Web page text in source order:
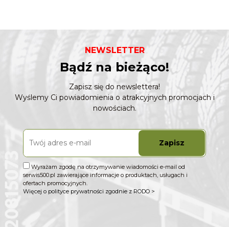
NEWSLETTER
Bądź na bieżąco!
Zapisz się do newslettera!
Wyślemy Ci powiadomienia o atrakcyjnych promocjach i
nowościach.
Zapisz
Wyrażam zgodę na otrzymywanie wiadomości e-mail od
serwis500.pl zawierające informacje o produktach, usługach i
ofertach promocyjnych.
Więcej o polityce prywatności zgodnie z RODO >